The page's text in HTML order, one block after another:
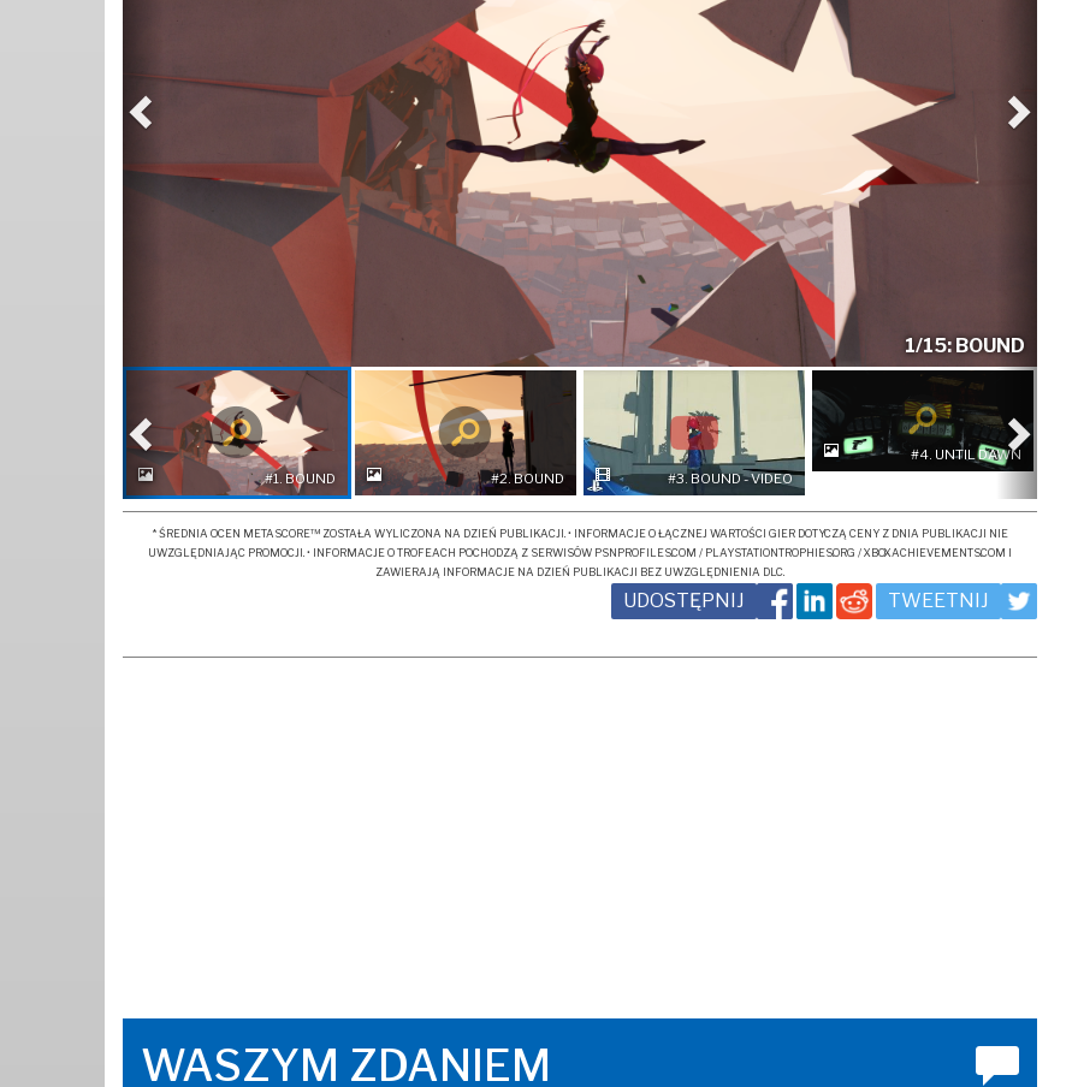
1/15: BOUND
#1. BOUND #2. BOUND #3. BOUND - VIDEO
#4. UNTIL DAWN
Poprzednia
* ŚREDNIA OCEN METASCORE™ ZOSTAŁA WYLICZONA NA DZIEŃ PUBLIKACJI. • INFORMACJE O ŁĄCZNEJ WARTOŚCI GIER DOTYCZĄ CENY Z DNIA PUBLIKACJI NIE
UWZGLĘDNIAJĄC PROMOCJI. • INFORMACJE O TROFEACH POCHODZĄ Z SERWISÓW PSNPROFILES.COM / PLAYSTATIONTROPHIES.ORG / XBOXACHIEVEMENTS.COM I
ZAWIERAJĄ INFORMACJE NA DZIEŃ PUBLIKACJI BEZ UWZGLĘDNIENIA DLC.
UDOSTĘPNIJ TWEETNIJ
WASZYM ZDANIEM